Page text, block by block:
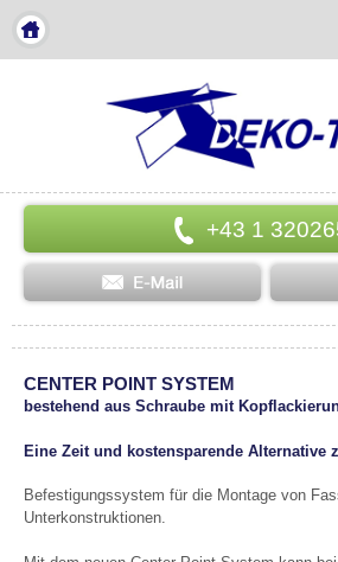
+43 1
CENTER POINT SYSTEM
bestehend aus Schraube mit
Eine Zeit und kostensparende Alternative
Befestigungssystem für die Montage von
Unterkonstruktionen.